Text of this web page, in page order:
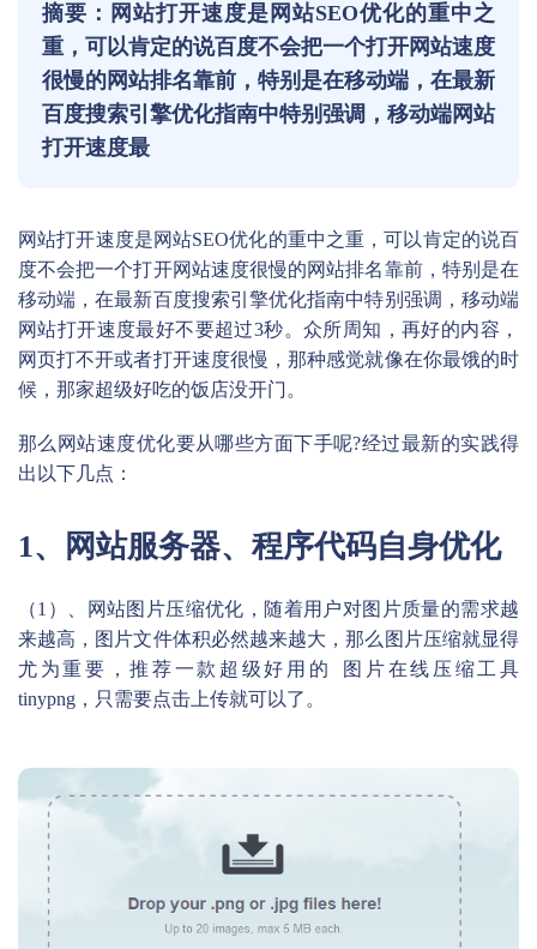
摘要：网站打开速度是网站SEO优化的重中之
重，可以肯定的说百度不会把一个打开网站速度
很慢的网站排名靠前，特别是在移动端，在最新
百度搜索引擎优化指南中特别强调，移动端网站
打开速度最
网站打开速度是网站SEO优化的重中之重，可以肯定的说百
度不会把一个打开网站速度很慢的网站排名靠前，特别是在
移动端，在最新百度搜索引擎优化指南中特别强调，移动端
网站打开速度最好不要超过3秒。众所周知，再好的内容，
网页打不开或者打开速度很慢，那种感觉就像在你最饿的时
候，那家超级好吃的饭店没开门。
那么网站速度优化要从哪些方面下手呢?经过最新的实践得
出以下几点：
1、网站服务器、程序代码自身优化
（1）、网站图片压缩优化，随着用户对图片质量的需求越
来越高，图片文件体积必然越来越大，那么图片压缩就显得
尤为重要，推荐一款超级好用的
图片在线压缩工具
tinypng ，只需要点击上传就可以了。